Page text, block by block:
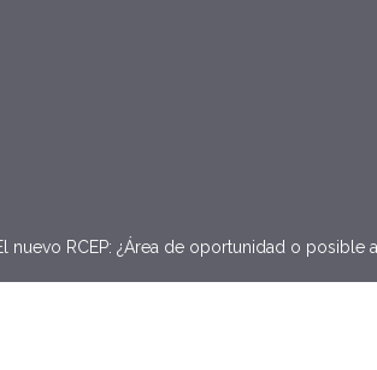
nuevo RCEP: ¿Área de oportunidad o posible